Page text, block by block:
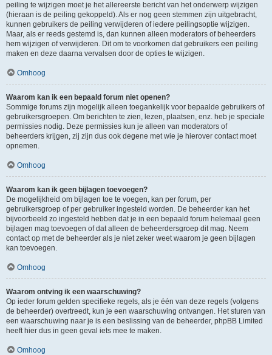
peiling te wijzigen moet je het allereerste bericht van het onderwerp wijzigen
(hieraan is de peiling gekoppeld). Als er nog geen stemmen zijn uitgebracht,
kunnen gebruikers de peiling verwijderen of iedere peilingsoptie wijzigen.
Maar, als er reeds gestemd is, dan kunnen alleen moderators of beheerders
hem wijzigen of verwijderen. Dit om te voorkomen dat gebruikers een peiling
maken en deze daarna vervalsen door de opties te wijzigen.
Omhoog
Waarom kan ik een bepaald forum niet openen?
Sommige forums zijn mogelijk alleen toegankelijk voor bepaalde gebruikers of
gebruikersgroepen. Om berichten te zien, lezen, plaatsen, enz. heb je speciale
permissies nodig. Deze permissies kun je alleen van moderators of
beheerders krijgen, zij zijn dus ook degene met wie je hierover contact moet
opnemen.
Omhoog
Waarom kan ik geen bijlagen toevoegen?
De mogelijkheid om bijlagen toe te voegen, kan per forum, per
gebruikersgroep of per gebruiker ingesteld worden. De beheerder kan het
bijvoorbeeld zo ingesteld hebben dat je in een bepaald forum helemaal geen
bijlagen mag toevoegen of dat alleen de beheerdersgroep dit mag. Neem
contact op met de beheerder als je niet zeker weet waarom je geen bijlagen
kan toevoegen.
Omhoog
Waarom ontving ik een waarschuwing?
Op ieder forum gelden specifieke regels, als je één van deze regels (volgens
de beheerder) overtreedt, kun je een waarschuwing ontvangen. Het sturen van
een waarschuwing naar je is een beslissing van de beheerder, phpBB Limited
heeft hier dus in geen geval iets mee te maken.
Omhoog